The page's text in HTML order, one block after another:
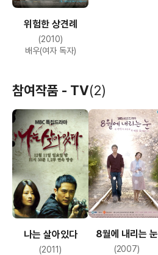
위험한 상견례
(2010)
배우(여자 독자)
참여작품 - TV(2)
나는 살아있다
(2011)
8월에 내리는 눈
(2007)